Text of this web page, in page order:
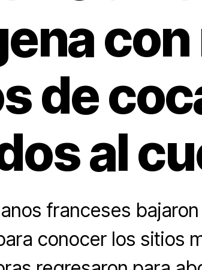
con
de
al
franceses
conocer los sitios